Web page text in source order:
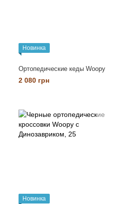
Новинка
Ортопедические кеды Woopy
2 080 грн
Новинка